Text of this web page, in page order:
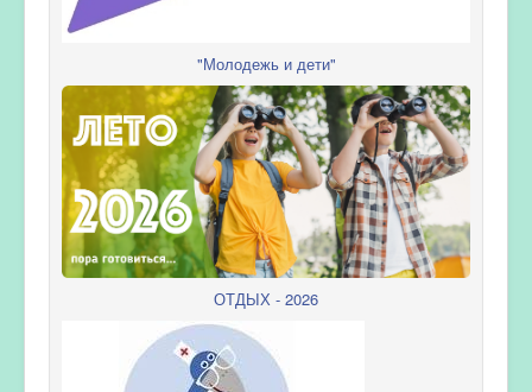
"Молодежь и дети"
ОТДЫХ - 2026